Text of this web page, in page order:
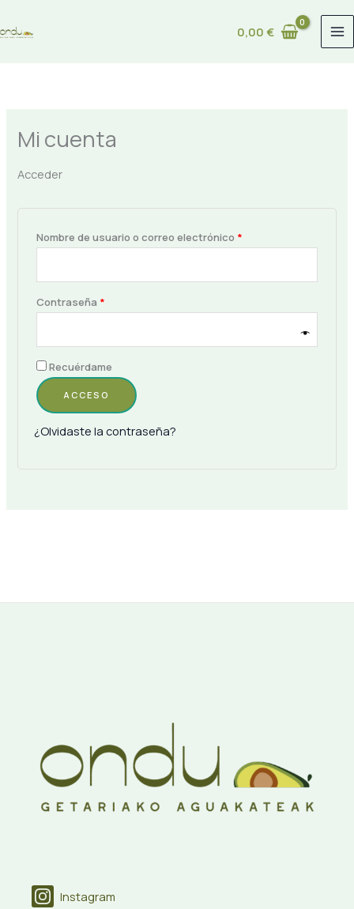
al
0,00 €
Mi cuenta
Acceder
Nombre de usuario o correo electrónico *
Contraseña *
Recuérdame
ACCESO
¿Olvidaste la contraseña?
Instagram